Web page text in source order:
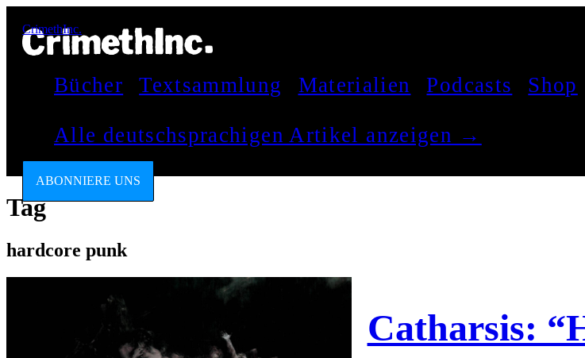
CrimethInc.
Bücher Textsammlung Materialien Podcasts Shop
Alle deutschsprachigen Artikel anzeigen →
ABONNIERE UNS
Tag
hardcore punk
Catharsis: